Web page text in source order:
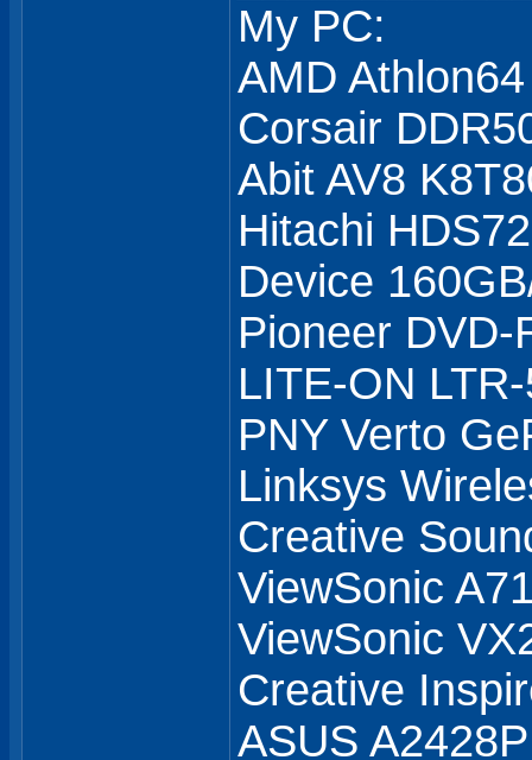
My PC:
AMD
Corsair
Abit AV8
Hitachi
Device
Pioneer DVD-
LITE-ON
PNY Verto
Linksys
Creative
ViewSonic
ViewSonic
Creative
ASUS